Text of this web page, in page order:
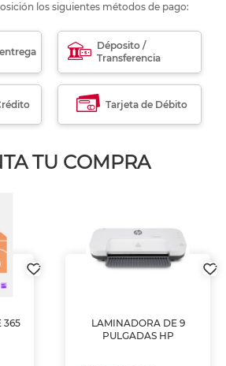
los siguientes métodos de pago:
Déposito /
Transferencia
Tarjeta de Débito
TU COMPRA
365
LAMINADORA DE 9
PULGADAS HP